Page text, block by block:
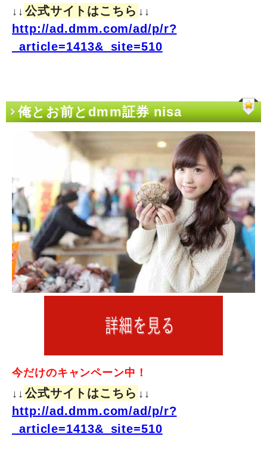
↓↓ 公式サイトはこちら ↓↓
http://ad.dmm.com/ad/p/r?
_article=1413&_site=510
俺とお前とdmm証券 nisa
今だけのキャンペーン中！
↓↓ 公式サイトはこちら ↓↓
http://ad.dmm.com/ad/p/r?
_article=1413&_site=510